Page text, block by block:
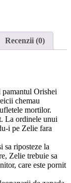
Recenzii (0)
pamantul Orishei
chemau
mortilor.
La ordinele unui
i pe Zelie fara
sa riposteze la
Zelie trebuie sa
care este pornit